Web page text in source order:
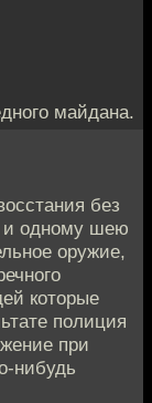
майдана.
без
и одному шею
оружие,
которые
полиция
при
нибудь